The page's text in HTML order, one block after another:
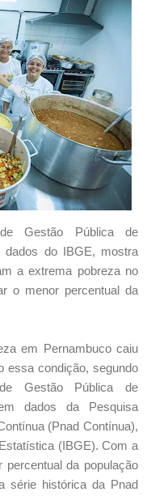
Gestão Pública de
dados do IBGE, mostra
a extrema pobreza no
o menor percentual da
em Pernambuco caiu
essa condição, segundo
Gestão Pública de
dados da Pesquisa
(Pnad Contínua),
(IBGE). Com a
da população
série histórica da Pnad